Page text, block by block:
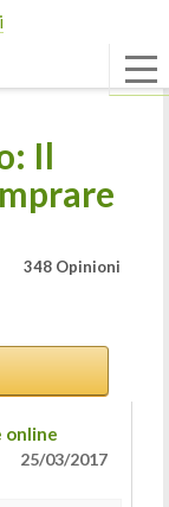
Il
348 Opinioni
online
25/03/2017